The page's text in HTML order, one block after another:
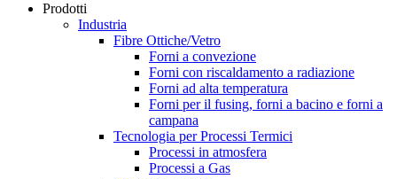
Prodotti
Industria
Fibre Ottiche/Vetro
Forni a convezione
Forni con riscaldamento a radiazione
Forni ad alta temperatura
Forni per il fusing, forni a bacino e forni a
campana
Tecnologia per Processi Termici
Processi in atmosfera
Processi a Gas